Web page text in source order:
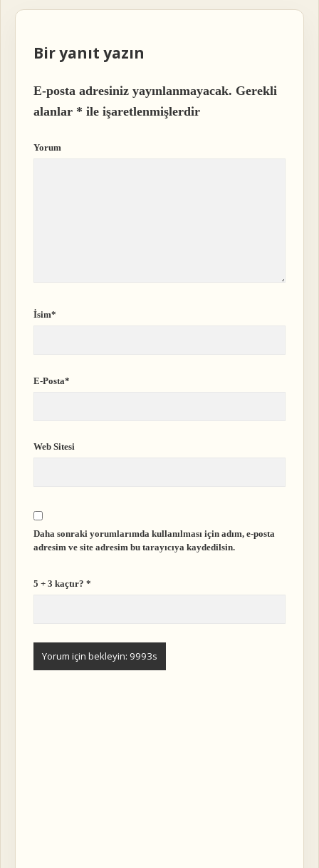
Bir yanıt yazın
E-posta adresiniz yayınlanmayacak. Gerekli
alanlar * ile işaretlenmişlerdir
Yorum
İsim*
E-Posta*
Web Sitesi
Daha sonraki yorumlarımda kullanılması için adım, e-posta
adresim ve site adresim bu tarayıcıya kaydedilsin.
5 + 3 kaçtır?*